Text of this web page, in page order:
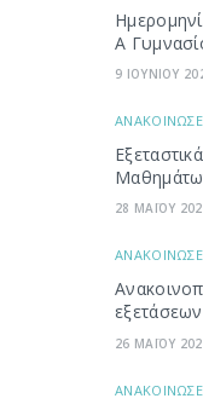
Α
9 ΙΟΥΝΙΟΥ
28 ΜΑΪΟΥ
26 ΜΑΪΟΥ